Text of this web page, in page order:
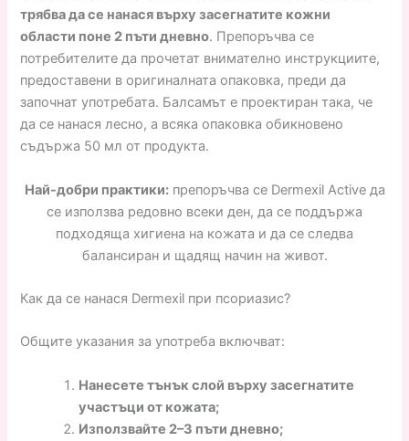
трябва да се нанася върху засегнатите кожни
области поне 2 пъти дневно. Препоръчва се
потребителите да прочетат внимателно инструкциите,
предоставени в оригиналната опаковка, преди да
започнат употребата. Балсамът е проектиран така, че
да се нанася лесно, а всяка опаковка обикновено
съдържа 50 мл от продукта.
Най-добри практики:препоръчва се Dermexil Active да
се използва редовно всеки ден, да се поддържа
подходяща хигиена на кожата и да се следва
балансиран и щадящ начин на живот.
Как да се нанася Dermexil при псориазис?
Общите указания за употреба включват:
Нанесете тънък слой върху засегнатите
участъци от кожата;
Използвайте 2–3 пъти дневно;